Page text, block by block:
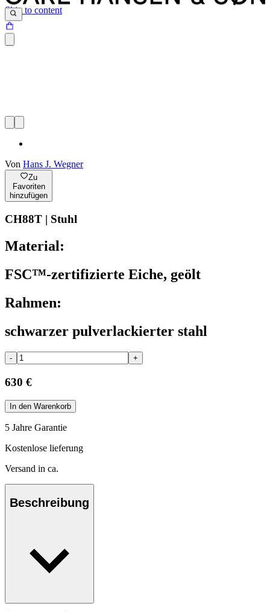
Skip to content
Von Hans J. Wegner
Zu
Favoriten
hinzufügen
CH88T | Stuhl
Material:
FSC™-zertifizierte Eiche, geölt
Rahmen:
schwarzer pulverlackierter stahl
- +
630 €
In den Warenkorb
5 Jahre Garantie
Kostenlose lieferung
Versand in ca.
Beschreibung